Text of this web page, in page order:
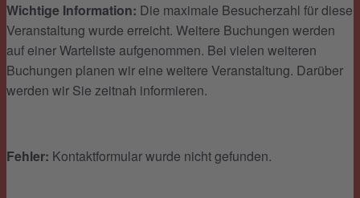
Wichtige Information: Die maximale Besucherzahl für diese
Veranstaltung wurde erreicht. Weitere Buchungen werden
auf einer Warteliste aufgenommen. Bei vielen weiteren
Buchungen planen wir eine weitere Veranstaltung. Darüber
werden wir Sie zeitnah informieren.
Fehler: Kontaktformular wurde nicht gefunden.